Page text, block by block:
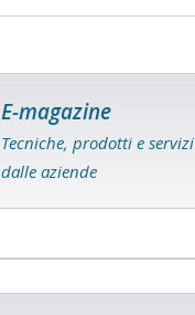
E-magazine
Tecniche, prodotti e servizi
dalle aziende